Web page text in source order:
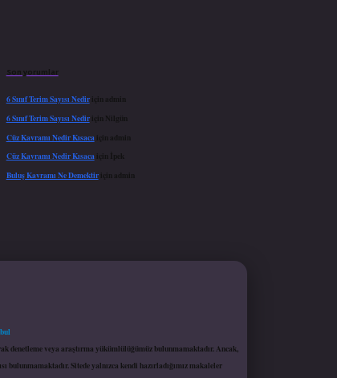
Son yorumlar
6 Sınıf Terim Sayısı Nediriçin admin
6 Sınıf Terim Sayısı Nediriçin Nilgün
Cüz Kavramı Nedir Kısaca için admin
Cüz Kavramı Nedir Kısacaiçin
İpek
Buluş Kavramı Ne Demektiriçin admin
denetleme veya araştırma yükümlülüğümüz bulunmamaktadır. Ancak,
Sitede yalnızca kendi hazırladığımız makaleler